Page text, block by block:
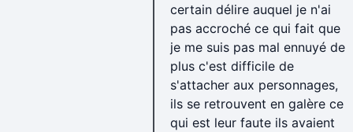
certain délire auquel je n'ai
pas accroché ce qui fait que
je me suis pas mal ennuyé de
plus c'est difficile de
s'attacher aux personnages,
ils se retrouvent en galère ce
qui est leur faute ils avaient